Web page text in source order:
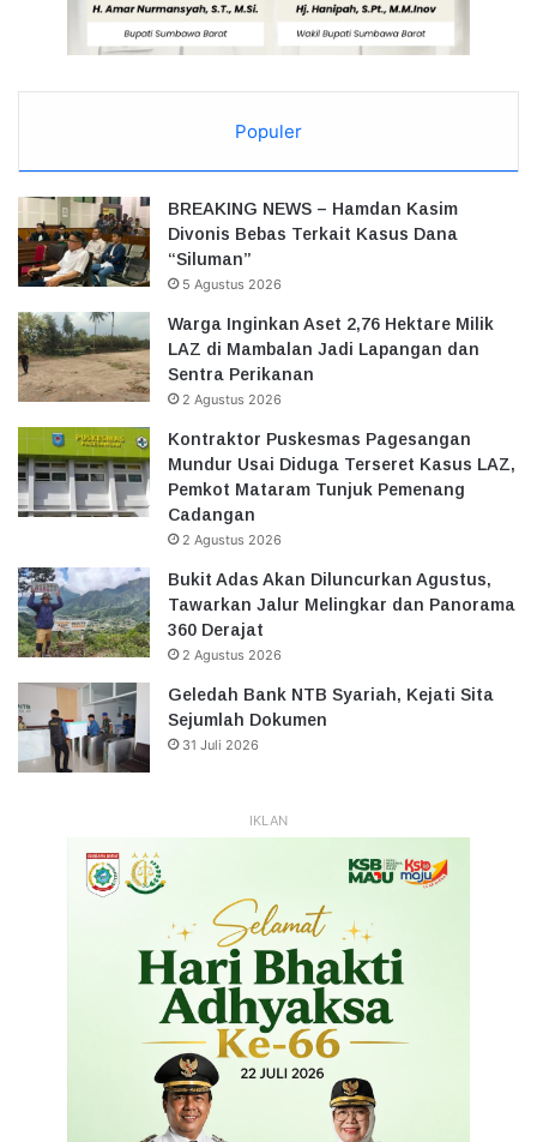
Populer
BREAKING NEWS – Hamdan Kasim
Divonis Bebas Terkait Kasus Dana
“Siluman”
5 Agustus 2026
Warga Inginkan Aset 2,76 Hektare Milik
LAZ di Mambalan Jadi Lapangan dan
Sentra Perikanan
2 Agustus 2026
Kontraktor Puskesmas Pagesangan
Mundur Usai Diduga Terseret Kasus LAZ,
Pemkot Mataram Tunjuk Pemenang
Cadangan
2 Agustus 2026
Bukit Adas Akan Diluncurkan Agustus,
Tawarkan Jalur Melingkar dan Panorama
360 Derajat
2 Agustus 2026
Geledah Bank NTB Syariah, Kejati Sita
Sejumlah Dokumen
31 Juli 2026
IKLAN